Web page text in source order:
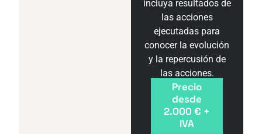
incluya resultados de
las acciones
ejecutadas para
conocer la evolución
y la repercusión de
las acciones.
Precio
desde
2.000 € +
IVA